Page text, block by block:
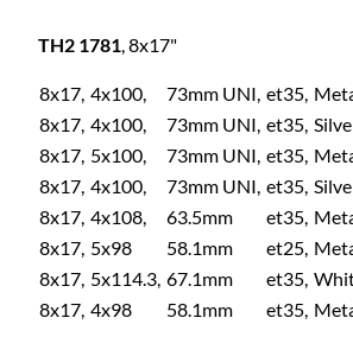
TH2 1781, 8x17"
8x17, 4x100, 73mm UNI, et35,
8x17, 4x100, 73mm UNI, et35,
8x17, 5x100, 73mm UNI, et35,
8x17, 4x100, 73mm UNI, et35,
8x17, 4x108, 63.5mm et35,
8x17, 5x98 58.1mm et25,
8x17, 5x114.3, 67.1mm et35,
8x17, 4x98 58.1mm et35,